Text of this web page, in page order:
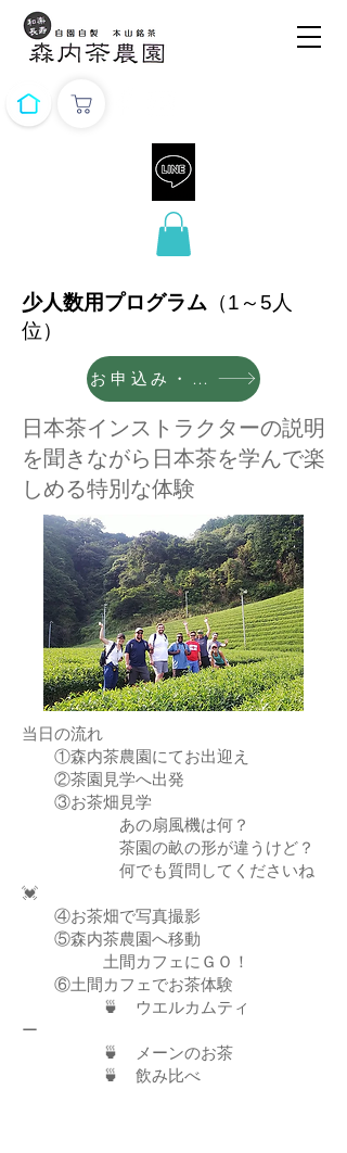
少人数用プログラム （1～5人
位）
お申込み・詳細はこちらから
日本茶インストラクターの説明
を聞きながら日本茶を学んで楽
しめる特別な体験
当日の流れ
​​ ①森内茶農園にてお出迎え
​ ②茶園見学へ出発
​ ③お茶畑見学
あの扇風機は何？
茶園の畝の形が違うけど？
何でも質問してくださいね
💓
④お茶畑で写真撮影
​ ⑤森内茶農園へ移動
土間カフェにＧＯ！
​ ⑥土間カフェでお茶体験
🍵 ウエルカムティ
ー
🍵 メーンのお茶
​ 🍵 飲み比べ